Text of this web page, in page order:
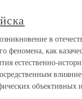
в
феномена, как
естественно-
объективных